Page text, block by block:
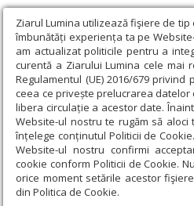
Ziarul Lumina utilizează fişiere de
îmbunătăți experiența ta pe
am actualizat politicile pentru a
curentă a Ziarului Lumina cele mai
Regulamentul (UE) 2016/679
ceea ce privește prelucrarea
libera circulație a acestor date.
Website-ul nostru te rugăm să
înțelege conținutul Politicii de
Website-ul nostru confirmi
cookie conform Politicii de Cookie.
orice moment setările acestor
din Politica de Cookie.
Ziarul Lumina › Opinii › Repere și
Crucea lui Cehov
Un articol de:Dan Stanca